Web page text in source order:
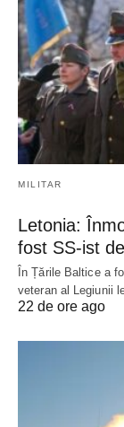
MILITAR
Letonia:
fost SS-ist
În Țările Baltice a
veteran al Legiunii
22 de ore ago